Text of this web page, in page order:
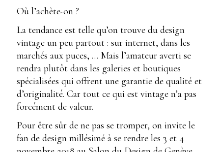
Où l’achète-on ?
La tendance est telle qu’on trouve du design
vintage un peu partout : sur internet, dans les
marchés aux puces, … Mais l’amateur averti se
rendra plutôt dans les galeries et boutiques
spécialisées qui offrent une garantie de qualité et
d’originalité. Car tout ce qui est vintage n’a pas
forcément de valeur.
Pour être sûr de ne pas se tromper, on invite le
fan de design millésimé à se rendre les 3 et 4